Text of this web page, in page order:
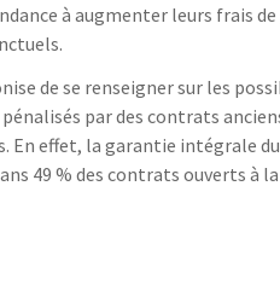
à augmenter leurs frais
de se renseigner sur les
par des contrats
En effet, la garantie intégrale
49 % des contrats ouverts à